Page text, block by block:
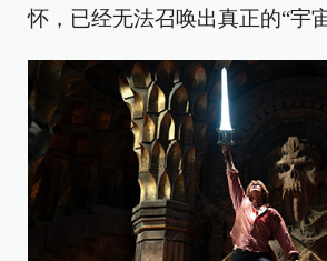
怀，已经无法召唤出真正的“宇